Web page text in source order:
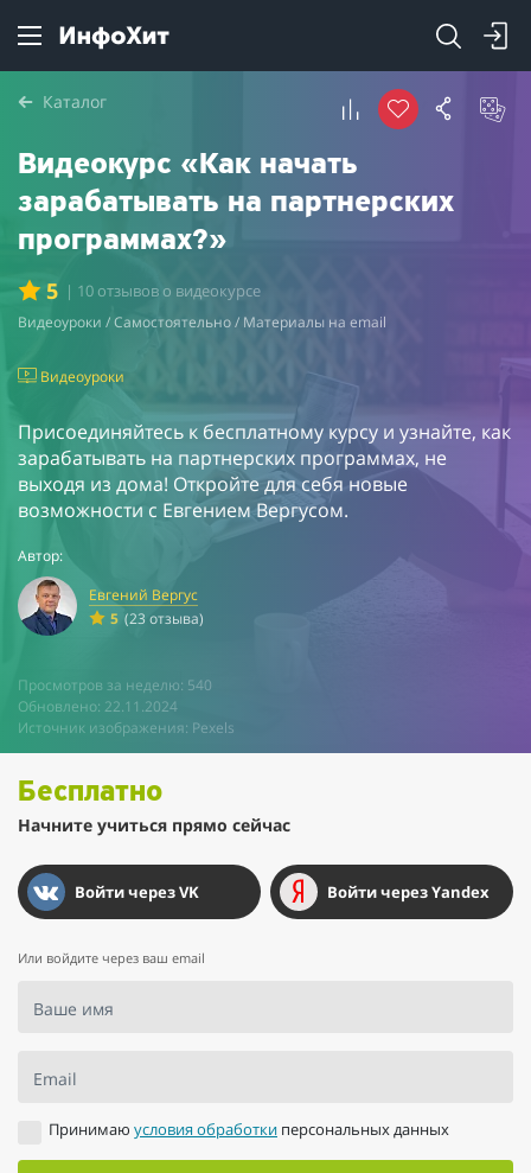
Каталог
Видеокурс «Как начать
зарабатывать на партнерских
программах?»
5 | 10 отзывов о видеокурсе
Видеоуроки / Самостоятельно / Материалы на email
Видеоуроки
Присоединяйтесь к бесплатному курсу и узнайте, как
зарабатывать на партнерских программах, не
выходя из дома! Откройте для себя новые
возможности с Евгением Вергусом.
Автор:
Евгений Вергус
5 (23 отзыва)
Просмотров за неделю: 540
Обновлено: 22.11.2024
Источник изображения: Pexels
Бесплатно
Начните учиться прямо сейчас
Войти через VK Войти через Yandex
Или войдите через ваш email
Ваше имя
Email
Принимаю условия обработки персональных данных